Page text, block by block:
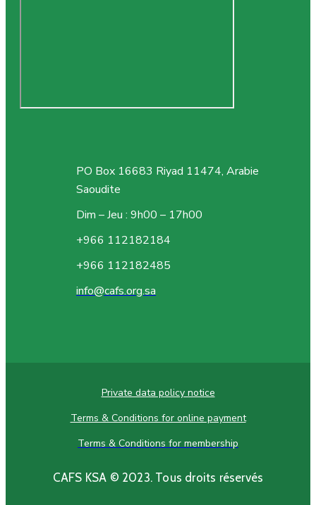
PO Box 16683 Riyad 11474, Arabie
Saoudite
Dim – Jeu : 9h00 – 17h00
+966 112182184
+966 112182485
info@cafs.org.sa
Private data policy notice
Terms & Conditions for online payment
Terms & Conditions for membership
CAFS KSA © 2023. Tous droits réservés